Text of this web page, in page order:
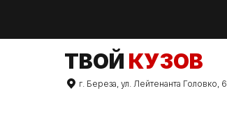
TВОЙ КУЗОВ
г. Береза, ул. Лейтенанта Головко, 6